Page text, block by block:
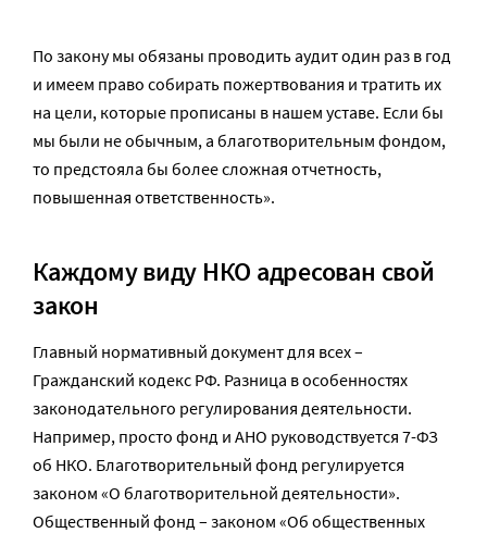
По закону мы обязаны проводить аудит один раз в год
и имеем право собирать пожертвования и тратить их
на цели, которые прописаны в нашем уставе. Если бы
мы были не обычным, а благотворительным фондом,
то предстояла бы более сложная отчетность,
повышенная ответственность».
Каждому виду НКО адресован свой
закон
Главный нормативный документ для всех –
Гражданский кодекс РФ. Разница в особенностях
законодательного регулирования деятельности.
Например, просто фонд и АНО руководствуется 7-ФЗ
об НКО. Благотворительный фонд регулируется
законом «О благотворительной деятельности».
Общественный фонд – законом «Об общественных